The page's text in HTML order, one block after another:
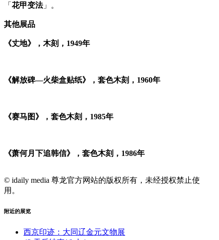
「 花甲变法」。
其他展品
《丈地》，木刻，1949年
《解放碑—火柴盒贴纸》，套色木刻，1960年
《赛马图》，套色木刻，1985年
《萧何月下追韩信》，套色木刻，1986年
© idaily media 尊龙官方网站的版权所有，未经授权禁止使
用。
附近的展览
西京印迹：大同辽金元文物展